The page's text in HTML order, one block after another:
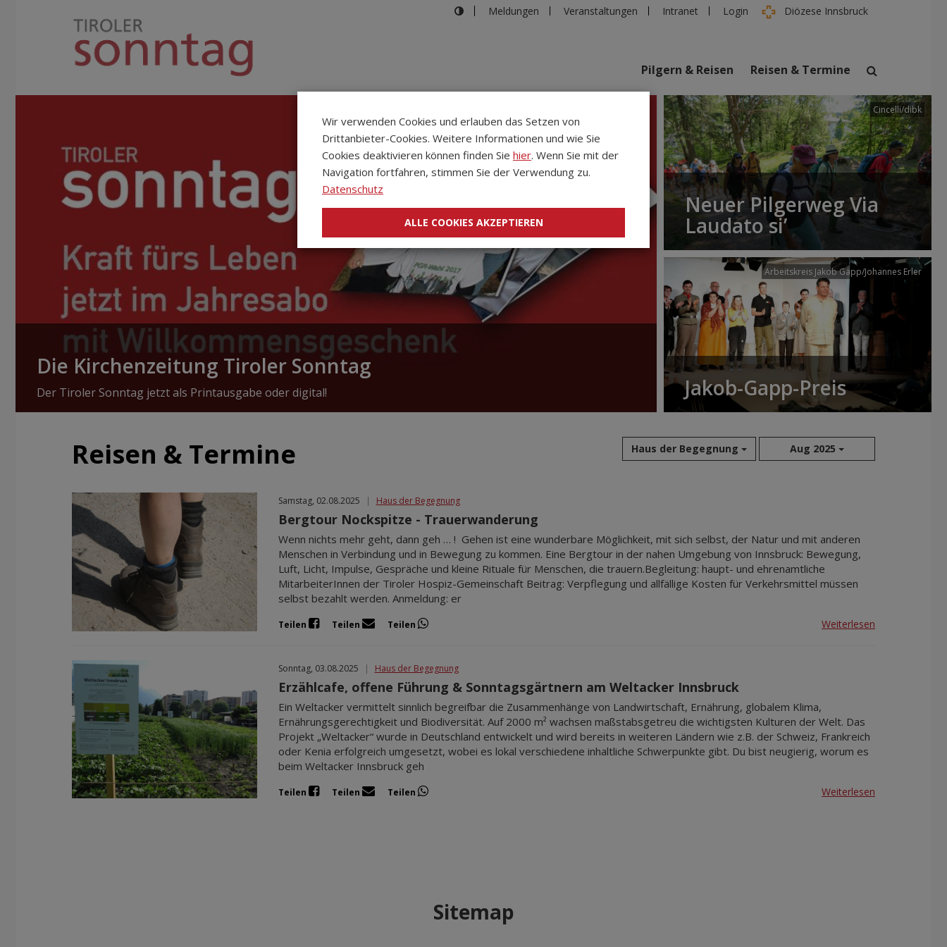
Meldungen Veranstaltungen Intranet Login Diözese Innsbruck
suchen
Veranstaltungen Personen
Pilgern & Reisen Reisen & Termine
Die Kirchenzeitung Tiroler Sonntag
Der Tiroler Sonntag jetzt als Printausgabe oder digital!
Cincelli/dibk
Neuer Pilgerweg Via
Laudato si’
Arbeitskreis Jakob Gapp/Johannes Erler
Jakob-Gapp-Preis
Reisen & Termine Haus der Begegnung Aug 2025
Okt 2026
Nov 2026
Dez 2026
Jan 2027
Samstag, 02.08.2025 | Haus der Begegnung
Bergtour Nockspitze - Trauerwanderung
Wenn nichts mehr geht, dann geh … ! Gehen ist eine wunderbare Möglichkeit, mit sich selbst, der Natur und mit anderen
Menschen in Verbindung und in Bewegung zu kommen. Eine Bergtour in der nahen Umgebung von Innsbruck: Bewegung,
Luft, Licht, Impulse, Gespräche und kleine Rituale für Menschen, die trauern.Begleitung: haupt- und ehrenamtliche
MitarbeiterInnen der Tiroler Hospiz-Gemeinschaft Beitrag: Verpflegung und allfällige Kosten für Verkehrsmittel müssen
selbst bezahlt werden. Anmeldung: er
Teilen Teilen Teilen Weiterlesen
Sonntag, 03.08.2025 | Haus der Begegnung
Erzählcafe, offene Führung & Sonntagsgärtnern am Weltacker Innsbruck
Ein Weltacker vermittelt sinnlich begreifbar die Zusammenhänge von Landwirtschaft, Ernährung, globalem Klima,
Ernährungsgerechtigkeit und Biodiversität. Auf 2000 m² wachsen maßstabsgetreu die wichtigsten Kulturen der Welt. Das
Projekt „Weltacker“ wurde in Deutschland entwickelt und wird bereits in weiteren Ländern wie z.B. der Schweiz, Frankreich
oder Kenia erfolgreich umgesetzt, wobei es lokal verschiedene inhaltliche Schwerpunkte gibt. Du bist neugierig, worum es
beim Weltacker Innsbruck geh
Teilen Teilen Teilen Weiterlesen
Sitemap
Wir verwenden Cookies und erlauben das Setzen von
Drittanbieter-Cookies. Weitere Informationen und wie Sie
Cookies deaktivieren können finden Sie hier. Wenn Sie mit der
Navigation fortfahren, stimmen Sie der Verwendung zu.
Datenschutz
ALLE COOKIES AKZEPTIEREN